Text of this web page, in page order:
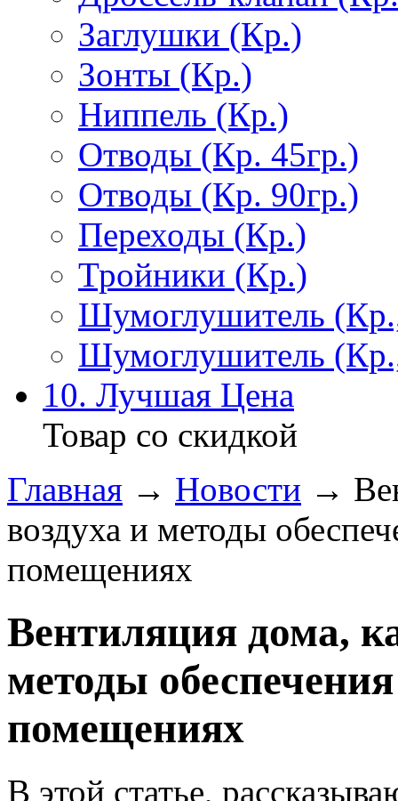
Заглушки (Кр.)
Зонты (Кр.)
Ниппель (Кр.)
Отводы (Кр. 45гр.)
Отводы (Кр. 90гр.)
Переходы (Кр.)
Тройники (Кр.)
Шумоглушитель
Шумоглушитель
10. Лучшая Цена
Товар со скидкой
Главная → Новости →
воздуха и методы
помещениях
Вентиляция дома,
методы
помещениях
В этой статье,